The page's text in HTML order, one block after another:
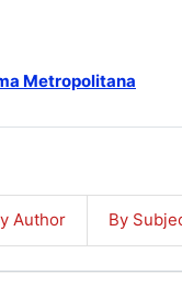
Metropolitana
Author By